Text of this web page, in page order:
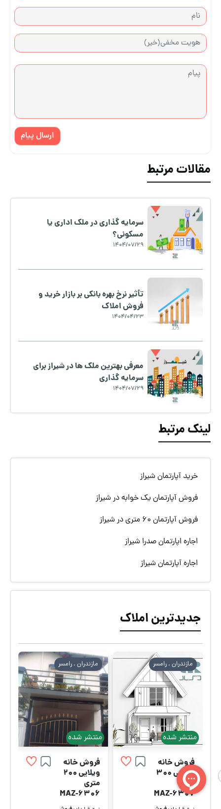
ارسال پیام
مقالات مرتبط
سرمایه گذاری در ملک اداری یا
مسکونی؟
1404/07/29
تأثیر نرخ بهره بانکی بر بازار خرید و
فروش املاک
1404/04/23
معرفی بهترین ملک ها در شیراز برای
سرمایه گذاری
1404/07/29
لینک مرتبط
خرید آپارتمان شیراز
فروش آپارتمان یک خوابه در شیراز
فروش آپارتمان 60 متری در شیراز
اجاره اپارتمان صدرا شیراز
اجاره آپارتمان شیراز
جدیدترین املاک
منتشر شده
مازندران . رامسر
فروش خانه
ویلایی 300
متری
MAZ-6307
منتشر شده
مازندران . رامسر
فروش خانه
ویلایی 200
متری
MAZ-6306